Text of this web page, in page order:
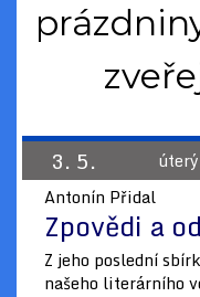
3. 5. úterý
Antonín Přidal
Zpovědi a
Z jeho poslední
našeho literárního